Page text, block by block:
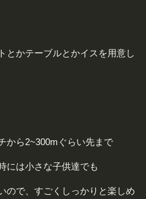
とかテーブルとかイスを用意し
から2~300mぐらい先まで
には小さな子供達でも
ので、すごくしっかりと楽しめ